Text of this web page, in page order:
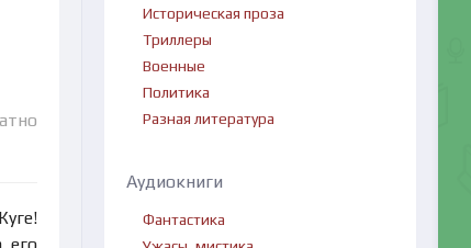
Историческая проза
Триллеры
Военные
Политика
Разная литература
Аудиокниги
Фантастика